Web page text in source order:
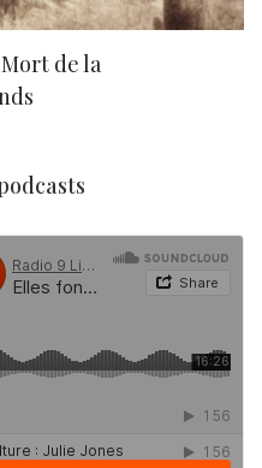
Mort de la